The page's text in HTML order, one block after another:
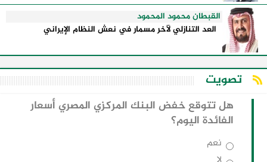
القبطان محمود المحمود
العد التنازلي لآخر مسمار في نعش النظام الإيراني
تصويت
هل تتوقع خفض البنك المركزي المصري أسعار
الفائدة اليوم؟
نعم